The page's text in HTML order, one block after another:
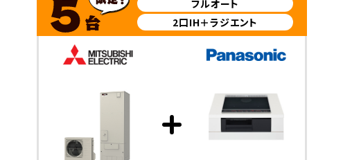
フルオート
2口IH＋ラジエント